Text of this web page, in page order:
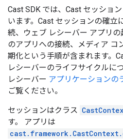
Cast SDK では、Cast セッショ
います。Cast セッションの確立
続、ウェブ レシーバー アプリ
のアプリへの接続、メディア コ
期化という手順が含まれます。
レシーバーのライフサイクルに
レシーバー アプリケーションの
ご覧ください。
セッションはクラス
す。 アプリは